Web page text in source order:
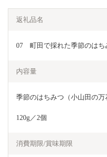
返礼品名
07　町田で採れた季節のはち
内容量
季節のはちみつ（小山田の万
120g／2個
消費期限/賞味期限